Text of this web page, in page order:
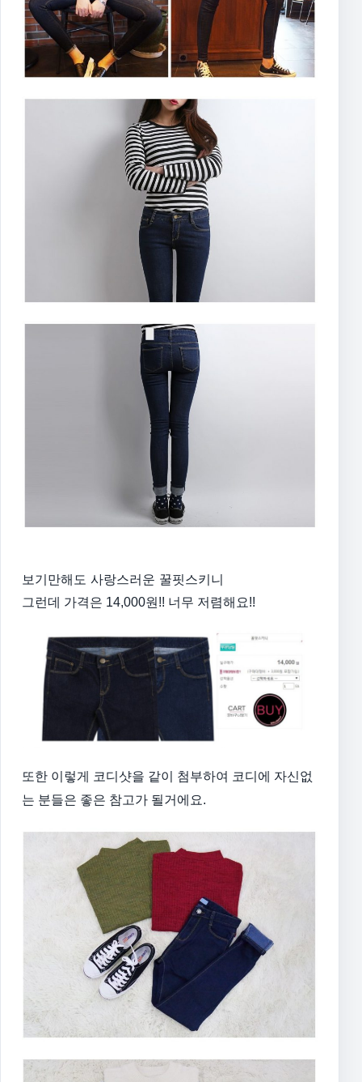
보기만해도 사랑스러운 꿀핏스키니
그런데 가격은 14,000원!! 너무 저렴해요!!
또한 이렇게 코디샷을 같이 첨부하여 코디에 자신없
는 분들은 좋은 참고가 될거에요.